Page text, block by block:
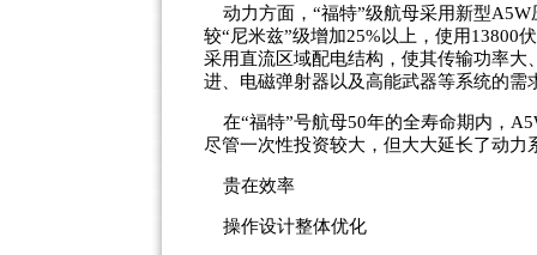
动力方面，“福特”级航母采用新型
较“尼米兹”级增加25%以上，使用13800
采用直流区域配电结构，使其传输功率
进、电磁弹射器以及高能武器等系统的需
在“福特”号航母50年的全寿命期内，
尽管一次性投资较大，但大大延长了动
贵在效率
操作设计整体优化